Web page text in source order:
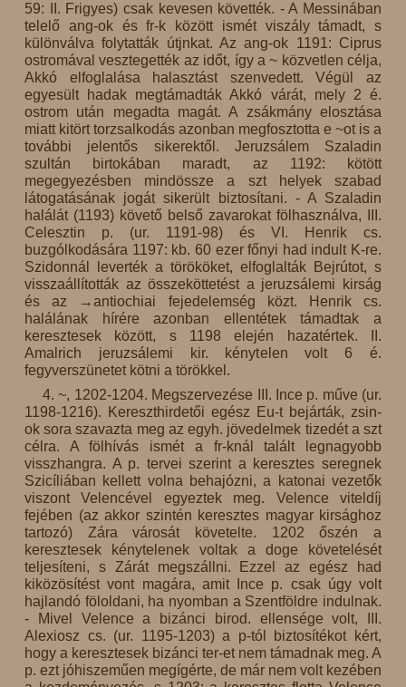
59: II. Frigyes) csak kevesen követték. - A Messinában
telelő ang-ok és fr-k között ismét viszály támadt, s
különválva folytatták útjnkat. Az ang-ok 1191: Ciprus
ostromával vesztegették az időt, így a ~ közvetlen célja,
Akkó elfoglalása halasztást szenvedett. Végül az
egyesült hadak megtámadták Akkó várát, mely 2 é.
ostrom után megadta magát. A zsákmány elosztása
miatt kitört torzsalkodás azonban megfosztotta e ~ot is a
további jelentős sikerektől. Jeruzsálem Szaladin
szultán birtokában maradt, az 1192: kötött
megegyezésben mindössze a szt helyek szabad
látogatásának jogát sikerült biztosítani. - A Szaladin
halálát (1193) követő belső zavarokat fölhasználva, III.
Celesztin p. (ur. 1191-98) és VI. Henrik cs.
buzgólkodására 1197: kb. 60 ezer főnyi had indult K-re.
Szidonnál leverték a törököket, elfoglalták Bejrútot, s
visszaállították az összeköttetést a jeruzsálemi kirság
és az →antiochiai fejedelemség közt. Henrik cs.
halálának hírére azonban ellentétek támadtak a
keresztesek között, s 1198 elején hazatértek. II.
Amalrich jeruzsálemi kir. kénytelen volt 6 é.
fegyverszünetet kötni a törökkel.
4. ~, 1202-1204. Megszervezése III. Ince p. műve (ur.
1198-1216). Kereszthirdetői egész Eu-t bejárták, zsin-
ok sora szavazta meg az egyh. jövedelmek tizedét a szt
célra. A fölhívás ismét a fr-knál talált legnagyobb
visszhangra. A p. tervei szerint a keresztes seregnek
Szicíliában kellett volna behajózni, a katonai vezetők
viszont Velencével egyeztek meg. Velence viteldíj
fejében (az akkor szintén keresztes magyar kirsághoz
tartozó) Zára városát követelte. 1202 őszén a
keresztesek kénytelenek voltak a doge követelését
teljesíteni, s Zárát megszállni. Ezzel az egész had
kiközösítést vont magára, amit Ince p. csak úgy volt
hajlandó föloldani, ha nyomban a Szentföldre indulnak.
- Mivel Velence a bizánci birod. ellensége volt, III.
Alexiosz cs. (ur. 1195-1203) a p-tól biztosítékot kért,
hogy a keresztesek bizánci ter-et nem támadnak meg. A
p. ezt jóhiszeműen megígérte, de már nem volt kezében